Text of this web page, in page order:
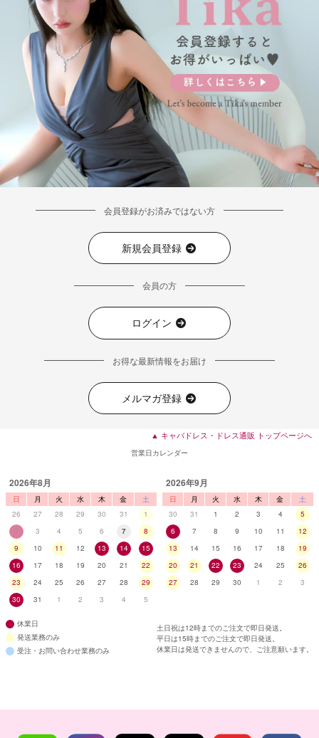
会員登録がお済みではない方
新規会員登録
会員の方
ログイン
お得な最新情報をお届け
メルマガ登録
▲ キャバドレス・ドレス通販 トップページへ
営業日カレンダー
2026年8月
日 月 火 水 木 金
土
26
27 28 29 30 31
1
2
3 4 5 6 7
8
9
10 11 12 13 14
15
16
17 18 19 20 21
22
23
24 25 26 27 28
29
30
31 1 2 3 4 5
2026年9月
日 月 火 水 木 金
土
30
31 1 2 3 4
5
6
7 8 9 10 11
12
13
14 15 16 17 18
19
20
21 22 23 24 25
26
27
28 29 30 1 2 3
休業日
発送業務のみ
受注・お問い合わせ業務のみ
土日祝は12時までのご注文で即日発送。
平日は15時までのご注文で即日発送。
休業日は発送できませんので、ご注意願います。